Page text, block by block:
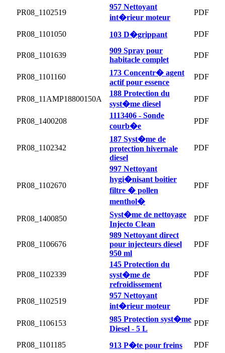
PR08_1102519
957 Nettoyant
int�rieur moteur
PDF
PR08_1101050 103 D�grippant PDF
PR08_1101639
909 Spray pour
habitacle complet
PDF
PR08_1101160
173 Concentr� agent
actif pour essence
PDF
PR08_11AMP18800150A
188 Protection du
syst�me diesel
PDF
PR08_1400208
1113406 - Sonde
courb�e
PDF
PR08_1102342
187 Syst�me de
protection hivernale
diesel
PDF
PR08_1102670
997 Nettoyant
hygi�nisant boitier
filtre � pollen
menthol�
PDF
PR08_1400850
Syst�me de nettoyage
Injecto Clean
PDF
PR08_1106676
989 Nettoyant direct
pour injecteurs diesel
950 ml
PDF
PR08_1102339
145 Protection du
syst�me de
refroidissement
PDF
PR08_1102519
957 Nettoyant
int�rieur moteur
PDF
PR08_1106153
985 Protection syst�me
Diesel - 5 L
PDF
PR08_1101185 913 P�te pour freins PDF